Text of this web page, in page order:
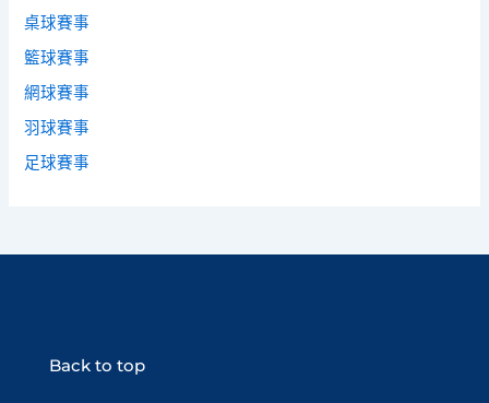
桌球賽事
籃球賽事
網球賽事
羽球賽事
足球賽事
Back to top